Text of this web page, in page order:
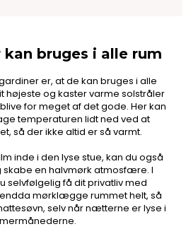
kan bruges i alle rum
er, at de kan bruges i alle
højeste og kaster varme solstråler
for meget af det gode. Her kan
temperaturen lidt ned ved at
så der ikke altid er så varmt.
inde i den lyse stue, kan du også
skabe en halvmørk atmosfære. I
selvfølgelig få dit privatliv med
mørklægge rummet helt, så
selv når nætterne er lyse i